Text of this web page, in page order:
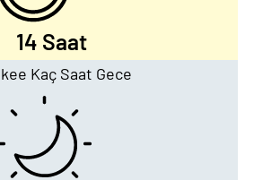
14 Saat
Kaç Saat Gece